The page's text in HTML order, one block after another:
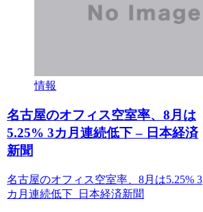
情報
名古屋のオフィス空室率、8月は
5.25% 3カ月連続低下 – 日本経済
新聞
名古屋のオフィス空室率、8月は5.25% 3
カ月連続低下 日本経済新聞